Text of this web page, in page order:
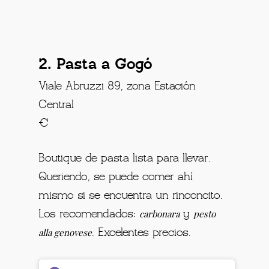
2. Pasta a Gogó
Viale Abruzzi 89, zona Estación
Central
€
Boutique de pasta lista para llevar.
Queriendo, se puede comer ahí
mismo si se encuentra un rinconcito.
Los recomendados: carbonaray pesto
alla genovese. Excelentes precios.